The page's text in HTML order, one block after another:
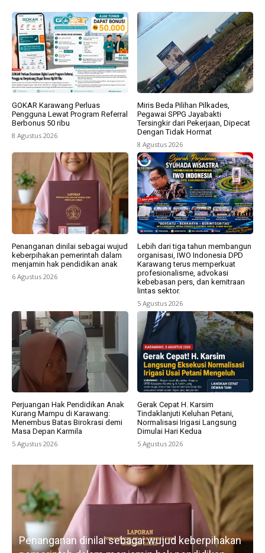
GOKAR Karawang Perluas
Pengguna Lewat Program Referral
Berbonus 50 ribu
8 Agustus 2026
Miris Beda Pilihan Pilkades,
Pegawai SPPG Jayabakti
Tersingkir dari Pekerjaan, Dipecat
Dengan Tidak Hormat
8 Agustus 2026
Penanganan dinilai sebagai wujud
keberpihakan pemerintah dalam
menjamin hak pendidikan anak
6 Agustus 2026
Lebih dari tiga tahun membangun
organisasi, IWO Indonesia DPD
Karawang terus memperkuat
profesionalisme, advokasi
kebebasan pers, dan kemitraan
lintas sektor.
5 Agustus 2026
Perjuangan Hak Pendidikan Anak
Kurang Mampu di Karawang:
Menembus Batas Birokrasi demi
Masa Depan Karmila
5 Agustus 2026
Gerak Cepat H. Karsim
Tindaklanjuti Keluhan Petani,
Normalisasi Irigasi Langsung
Dimulai Hari Kedua
5 Agustus 2026
Penanganan dinilai sebagai wujud keberpihakan